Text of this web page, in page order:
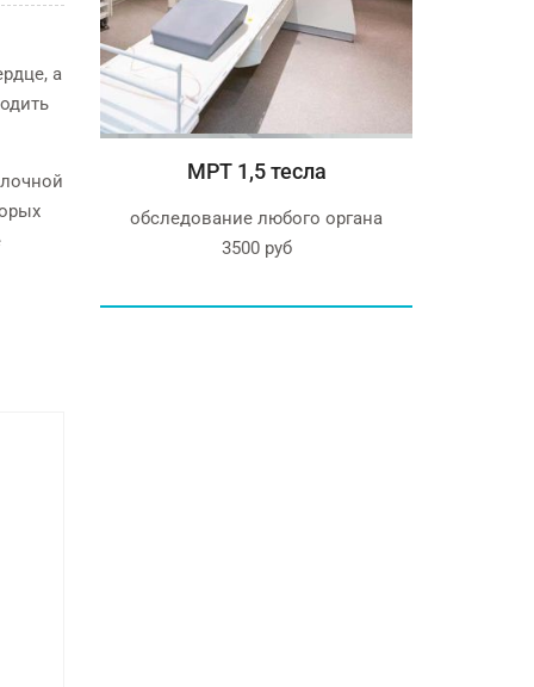
а
МРТ 1,5 тесла
любого органа
СТОМАТОЛОГИЯ
Бесплатная консультация у
опытных стоматологов